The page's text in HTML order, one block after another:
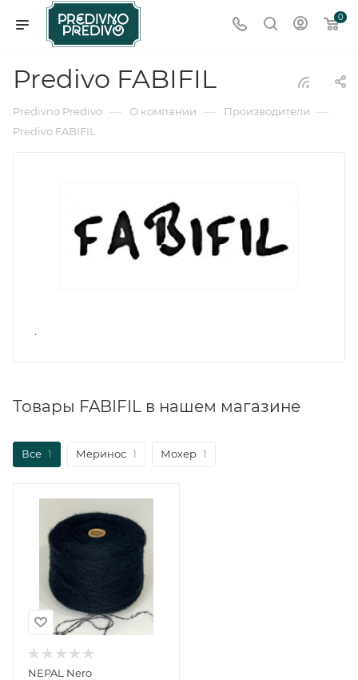
0
Predivo FABIFIL
Predivno Predivo — О компании — Производители —
Predivo FABIFIL
.
Товары FABIFIL в нашем магазине
Все 1 Меринос 1 Мохер 1
NEPAL Nero